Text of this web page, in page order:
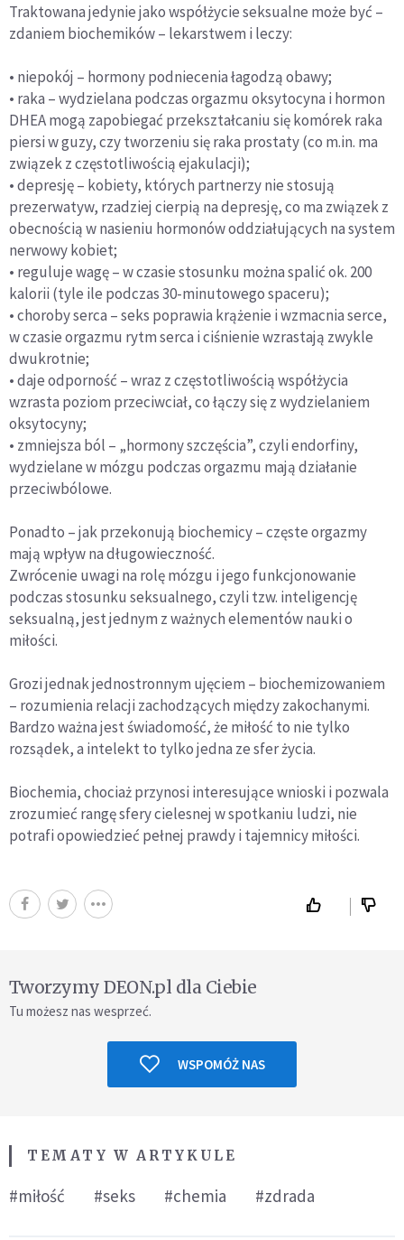
Traktowana jedynie jako współżycie seksualne może być –
zdaniem biochemików – lekarstwem i leczy:
• niepokój – hormony podniecenia łagodzą obawy;
• raka – wydzielana podczas orgazmu oksytocyna i hormon
DHEA mogą zapobiegać przekształcaniu się komórek raka
piersi w guzy, czy tworzeniu się raka prostaty (co m.in. ma
związek z częstotliwością ejakulacji);
• depresję – kobiety, których partnerzy nie stosują
prezerwatyw, rzadziej cierpią na depresję, co ma związek z
obecnością w nasieniu hormonów oddziałujących na system
nerwowy kobiet;
• reguluje wagę – w czasie stosunku można spalić ok. 200
kalorii (tyle ile podczas 30-minutowego spaceru);
• choroby serca – seks poprawia krążenie i wzmacnia serce,
w czasie orgazmu rytm serca i ciśnienie wzrastają zwykle
dwukrotnie;
• daje odporność – wraz z częstotliwością współżycia
wzrasta poziom przeciwciał, co łączy się z wydzielaniem
oksytocyny;
• zmniejsza ból – „hormony szczęścia”, czyli endorfiny,
wydzielane w mózgu podczas orgazmu mają działanie
przeciwbólowe.
Ponadto – jak przekonują biochemicy – częste orgazmy
mają wpływ na długowieczność.
Zwrócenie uwagi na rolę mózgu i jego funkcjonowanie
podczas stosunku seksualnego, czyli tzw. inteligencję
seksualną, jest jednym z ważnych elementów nauki o
miłości.
Grozi jednak jednostronnym ujęciem – biochemizowaniem
– rozumienia relacji zachodzących między zakochanymi.
Bardzo ważna jest świadomość, że miłość to nie tylko
rozsądek, a intelekt to tylko jedna ze sfer życia.
Biochemia, chociaż przynosi interesujące wnioski i pozwala
zrozumieć rangę sfery cielesnej w spotkaniu ludzi, nie
potrafi opowiedzieć pełnej prawdy i tajemnicy miłości.
Tworzymy DEON.pl dla Ciebie
Tu możesz nas wesprzeć.
WSPOMÓŻ NAS
TEMATY W ARTYKULE
#miłość #seks #chemia #zdrada